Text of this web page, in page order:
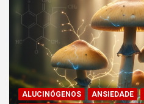
ALUCINÓGENOS ANSIEDADE